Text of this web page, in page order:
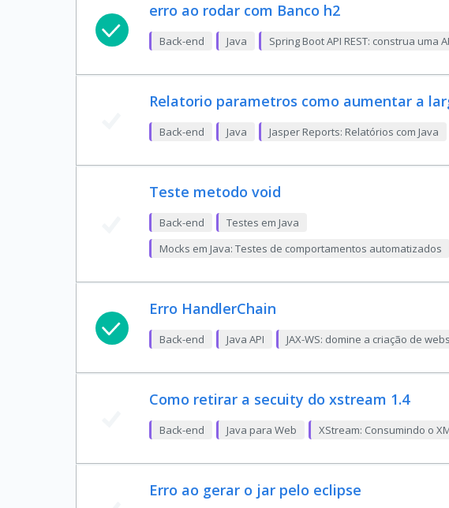
erro ao rodar com Banco h2
Back-end Java Spring Boot API REST: construa uma
Relatorio parametros como aumentar a
Back-end Java Jasper Reports: Relatórios com Java
Teste metodo void
Back-end
Testes em Java
Mocks em Java: Testes de comportamentos automatizados
Erro HandlerChain
Back-end Java API JAX-WS: domine a criação de
Como retirar a secuity do xstream 1.4
Back-end Java para Web XStream: Consumindo o
Erro ao gerar o jar pelo eclipse